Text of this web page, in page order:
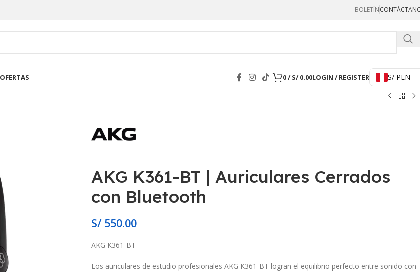
BOLETÍN
OFERTAS 0/ S/0.00LOGIN / REGISTER
S/ PEN
AKG K361-BT | Auriculares Cerrados
con Bluetooth
S/550.00
AKG K361-BT
Los auriculares de estudio profesionales AKG K361-BT logran el equilibrio perfecto entre sonido con